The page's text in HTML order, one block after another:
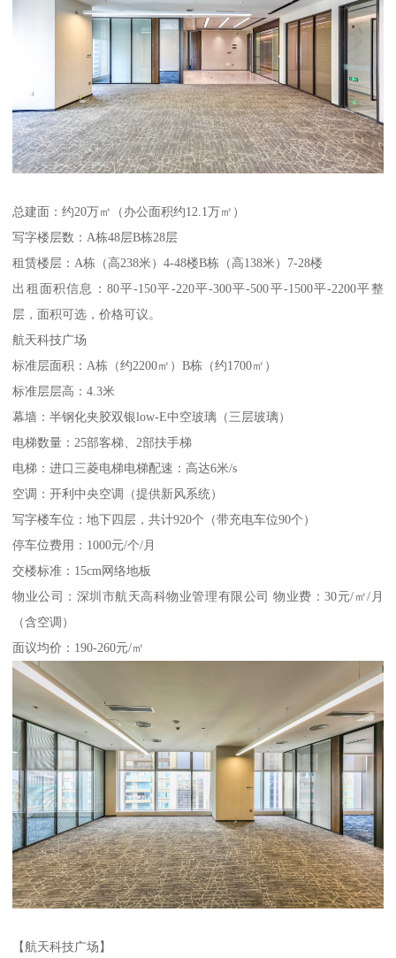
总建面：约20万㎡（办公面积约12.1万㎡）
写字楼层数：A栋48层B栋28层
租赁楼层：A栋（高238米）4-48楼B栋（高138米）7-28楼
出租面积信息：80平-150平-220平-300平-500平-1500平-2200平整
层，面积可选，价格可议。
航天科技广场
标准层面积：A栋（约2200㎡）B栋（约1700㎡）
标准层层高：4.3米
幕墙：半钢化夹胶双银low-E中空玻璃（三层玻璃）
电梯数量：25部客梯、2部扶手梯
电梯：进口三菱电梯电梯配速：高达6米/s
空调：开利中央空调（提供新风系统）
写字楼车位：地下四层，共计920个（带充电车位90个）
停车位费用：1000元/个/月
交楼标准：15cm网络地板
物业公司：深圳市航天高科物业管理有限公司 物业费：30元/㎡/月
（含空调）
面议均价：190-260元/㎡
【航天科技广场】